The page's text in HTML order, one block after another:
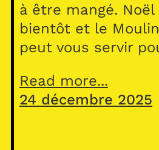
à être mangé.
bientôt et le
peut vous servir
Read more...
24 décembre 2025